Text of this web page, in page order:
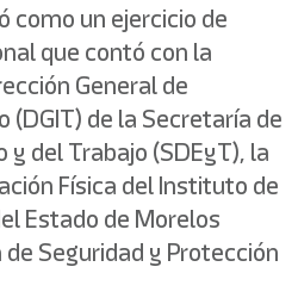
como un ejercicio de
que contó con la
General de
(DGIT) de la Secretaría de
del Trabajo (SDEyT), la
Física del Instituto de
Estado de Morelos
de Seguridad y Protección